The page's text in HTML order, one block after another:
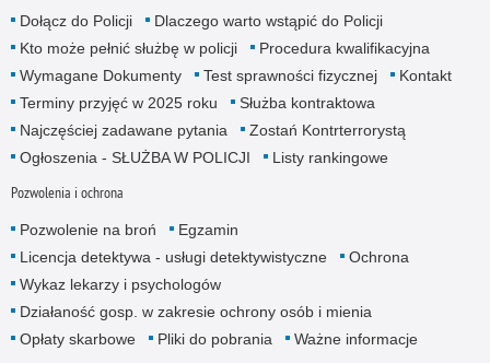
Dołącz do Policji
Dlaczego warto wstąpić do Policji
Kto może pełnić służbę w policji
Procedura kwalifikacyjna
Wymagane Dokumenty
Test sprawności fizycznej
Kontakt
Terminy przyjęć w 2025 roku
Służba kontraktowa
Najczęściej zadawane pytania
Zostań Kontrterrorystą
Ogłoszenia - SŁUŻBA W POLICJI
Listy rankingowe
Pozwolenia i ochrona
Pozwolenie na broń
Egzamin
Licencja detektywa - usługi detektywistyczne
Ochrona
Wykaz lekarzy i psychologów
Działaność gosp. w zakresie ochrony osób i mienia
Opłaty skarbowe
Pliki do pobrania Ważne informacje